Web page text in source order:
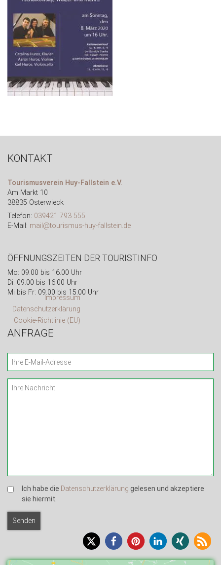
KONTAKT
Tourismusverein Huy-Fallstein e.V.
Am Markt 10
38835 Osterwieck
Telefon: 039421 793 555
E-Mail: mail@tourismus-huy-fallstein.de
ÖFFNUNGSZEITEN DER TOURISTINFO
Mo: 09.00 bis 16.00 Uhr
Di: 09.00 bis 16.00 Uhr
Mi bis Fr: 09.00 bis 15.00 Uhr
Impressum
Datenschutzerklärung
Cookie-Richtlinie (EU)
ANFRAGE
Ich habe die Datenschutzerklärung gelesen und akzeptiere
sie hiermit.